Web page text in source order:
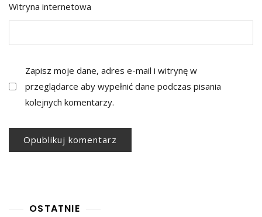
Witryna internetowa
Zapisz moje dane, adres e-mail i witrynę w
przeglądarce aby wypełnić dane podczas pisania
kolejnych komentarzy.
OSTATNIE